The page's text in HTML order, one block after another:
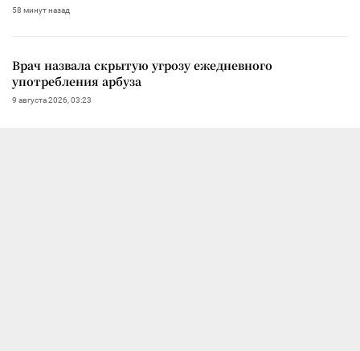
58 минут назад
Врач назвала скрытую угрозу ежедневного
употребления арбуза
9 августа 2026, 03:23